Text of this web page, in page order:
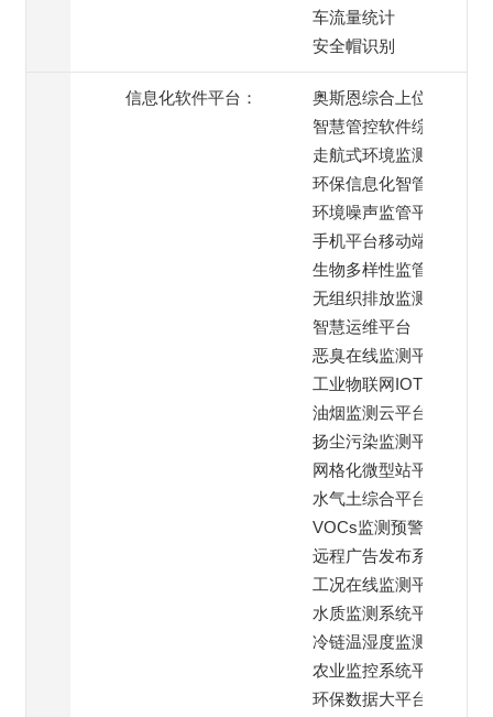
车流量统计
安全帽识别
信息化软件平台：
奥斯恩综合上位机
智慧管控软件综合平台
走航式环境监测平台
环保信息化智管平台
环境噪声监管平台
手机平台移动端
生物多样性监管平台
无组织排放监测平台
智慧运维平台
恶臭在线监测平台
工业物联网IOT云平台
油烟监测云平台
扬尘污染监测平台
网格化微型站平台
水气土综合平台
VOCs监测预警平台
远程广告发布系统
工况在线监测平台
水质监测系统平台
冷链温湿度监测平台
农业监控系统平台
环保数据大平台